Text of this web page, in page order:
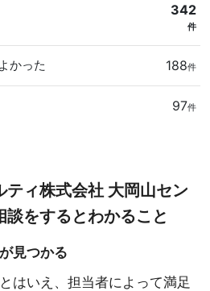
342
件
かった 188件
97件
ティ株式会社 大岡山セン
談をするとわかること
見つかる
はいえ、担当者によって満足